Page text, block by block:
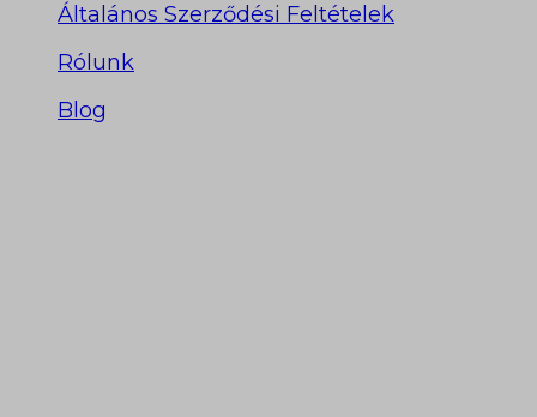
Általános Szerződési Feltételek
Rólunk
Blog